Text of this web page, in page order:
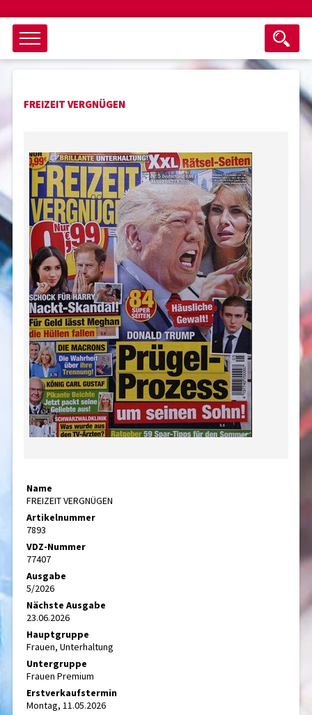
Objektsuche
als ganzes Wort suchen
keine eingestellten Titel
nur Titel im Angebot Suche zurücksetzen
Suchen
FREIZEIT VERGNÜGEN
Name
FREIZEIT VERGNÜGEN
Artikelnummer
7893
VDZ-Nummer
77407
Ausgabe
5/2026
Nächste Ausgabe
23.06.2026
Hauptgruppe
Frauen, Unterhaltung
Untergruppe
Frauen Premium
Erstverkaufstermin
Montag, 11.05.2026